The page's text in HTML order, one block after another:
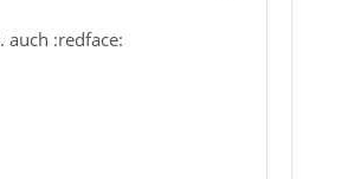
:redface: